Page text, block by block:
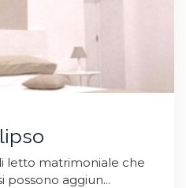
letto matrimoniale che
possono aggiun...